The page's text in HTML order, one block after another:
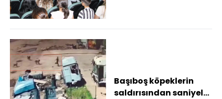
Başıboş köpeklerin
saldırısından saniyeler